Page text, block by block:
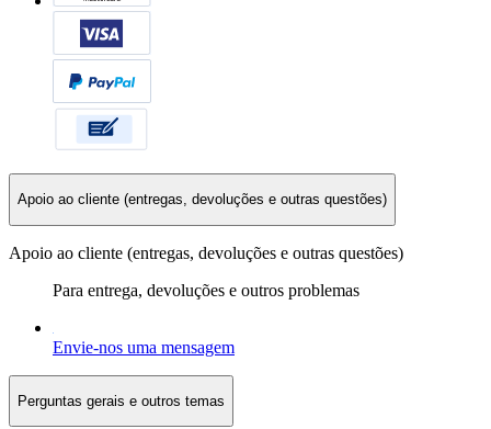
Apoio ao cliente (entregas, devoluções e outras questões)
Apoio ao cliente (entregas, devoluções e outras questões)
Para entrega, devoluções e outros problemas
Envie-nos uma mensagem
Perguntas gerais e outros temas